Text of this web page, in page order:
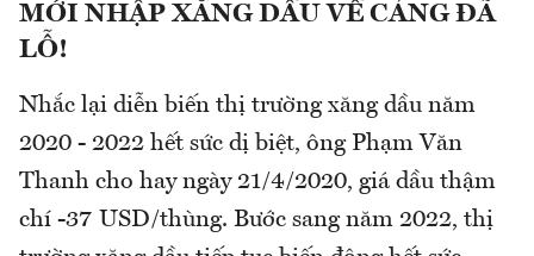
MỚI NHẬP XĂNG DẦU VỀ CẢNG ĐÃ
LỖ!
Nhắc lại diễn biến thị trường xăng dầu năm
2020 - 2022 hết sức dị biệt, ông Phạm Văn
Thanh cho hay ngày 21/4/2020, giá dầu thậm
chí -37 USD/thùng. Bước sang năm 2022, thị